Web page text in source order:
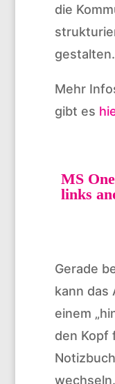
die
gestalten.
Mehr
gibt es
MS
links
Gerade
kann das
einem
den Kopf